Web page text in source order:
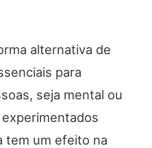
alternativa de
para
seja mental ou
tem um efeito na